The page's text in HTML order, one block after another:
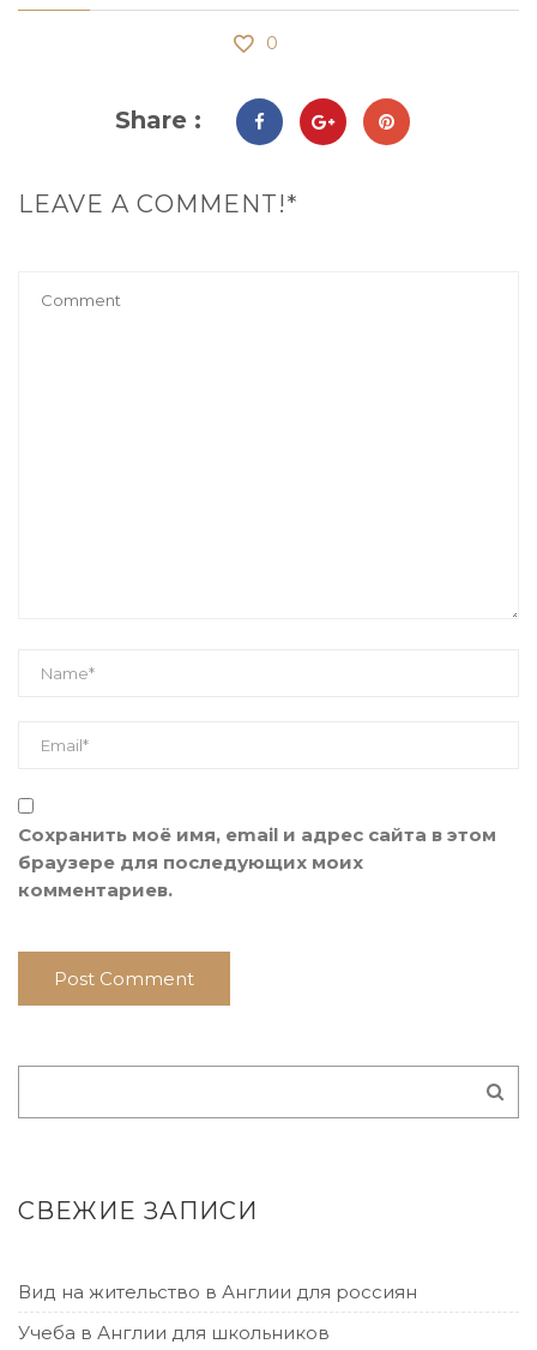
0
Share :
LEAVE A COMMENT!*
Сохранить моё имя, email и адрес сайта в этом
браузере для последующих моих
комментариев.
СВЕЖИЕ ЗАПИСИ
Вид на жительство в Англии для россиян
Учеба в Англии для школьников